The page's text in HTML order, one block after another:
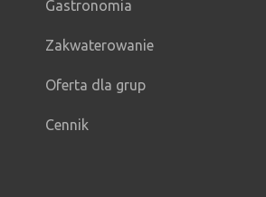
Gastronomia
Zakwaterowanie
Oferta dla grup
Cennik